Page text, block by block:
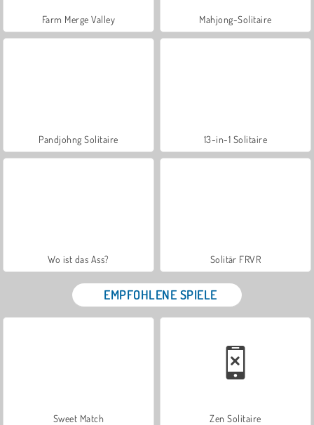
Farm Merge Valley Mahjong-Solitaire
Pandjohng Solitaire 13-in-1 Solitaire
Wo ist das Ass? Solitär FRVR
EMPFOHLENE SPIELE
Sweet Match Zen Solitaire